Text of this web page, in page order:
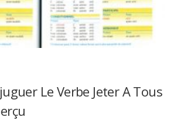
Le Verbe Jeter A Tous